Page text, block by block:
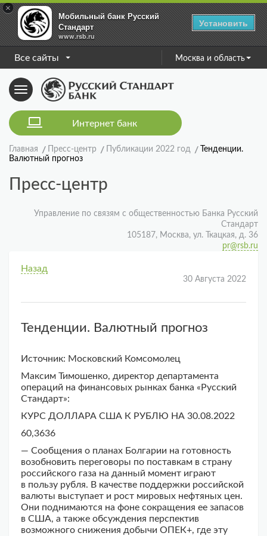
×
Мобильный банк Русский
Стандарт
www.rsb.ru
Установить
Все сайты Москва и область
Toggle
navigation
Интернет банк
Главная Пресс-центр Публикации 2022 год
Тенденции.
Валютный прогноз
Пресс-центр
Управление по связям с общественностью Банка Русский
Стандарт
105187, Москва, ул. Ткацкая, д. 36
pr@rsb.ru
Назад
30 Августа 2022
Тенденции. Валютный прогноз
Источник: Московский Комсомолец
Максим Тимошенко, директор департамента
операций на финансовых рынках банка «Русский
Стандарт»:
КУРС ДОЛЛАРА США К РУБЛЮ НА 30.08.2022
60,3636
— Сообщения о планах Болгарии на готовность
возобновить переговоры по поставкам в страну
российского газа на данный момент играют
в пользу рубля. В качестве поддержки российской
валюты выступает и рост мировых нефтяных цен.
Они поднимаются на фоне сокращения ее запасов
в США, а также обсуждения перспектив
возможного снижения добычи ОПЕК+, где эту